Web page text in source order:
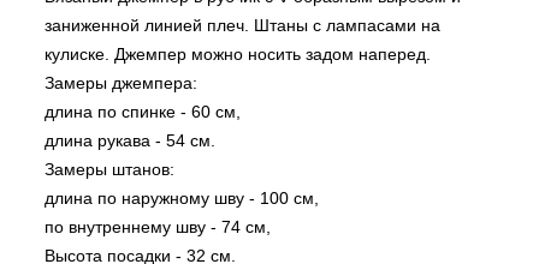
заниженной линией плеч. Штаны с лампасами на
кулиске. Джемпер можно носить задом наперед.
Замеры джемпера:
длина по спинке - 60 см,
длина рукава - 54 см.
Замеры штанов:
длина по наружному шву - 100 см,
по внутреннему шву - 74 см,
Высота посадки - 32 см.